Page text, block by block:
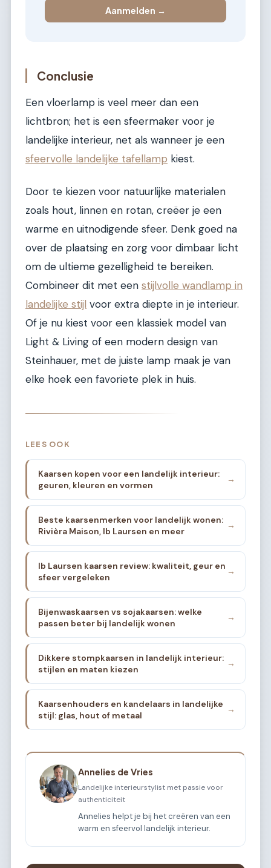
Aanmelden →
Conclusie
Een vloerlamp is veel meer dan een
lichtbron; het is een sfeermaker voor je
landelijke interieur, net als wanneer je een
sfeervolle landelijke tafellamp kiest.
Door te kiezen voor natuurlijke materialen
zoals hout, linnen en rotan, creëer je een
warme en uitnodigende sfeer. Denk goed na
over de plaatsing en zorg voor dimbaar licht
om de ultieme gezelligheid te bereiken.
Combineer dit met een stijlvolle wandlamp in
landelijke stijl voor extra diepte in je interieur.
Of je nu kiest voor een klassiek model van
Light & Living of een modern design van
Steinhauer, met de juiste lamp maak je van
elke hoek een favoriete plek in huis.
LEES OOK
Kaarsen kopen voor een landelijk interieur:
geuren, kleuren en vormen
→
Beste kaarsenmerken voor landelijk wonen:
Rivièra Maison, Ib Laursen en meer
→
Ib Laursen kaarsen review: kwaliteit, geur en
sfeer vergeleken
→
Bijenwaskaarsen vs sojakaarsen: welke
passen beter bij landelijk wonen
→
Dikkere stompkaarsen in landelijk interieur:
stijlen en maten kiezen
→
Kaarsenhouders en kandelaars in landelijke
stijl: glas, hout of metaal
→
Annelies de Vries
Landelijke interieurstylist met passie voor
authenticiteit
Annelies helpt je bij het creëren van een
warm en sfeervol landelijk interieur.